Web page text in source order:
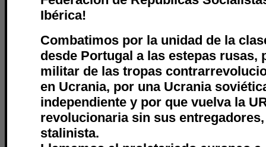
Ibérica!
Combatimos por la unidad de la
desde Portugal a las estepas rusas,
militar de las tropas
en Ucrania, por una Ucrania
independiente y por que vuelva la
revolucionaria sin sus
stalinista.